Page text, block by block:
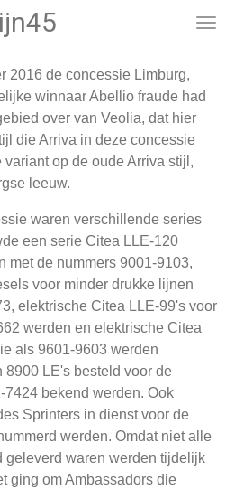
2016 de concessie Limburg,
winnaar Abellio fraude had
over van Veolia, dat hier
die Arriva in deze concessie
op de oude Arriva stijl,
leeuw.
waren verschillende series
een serie Citea LLE-120
met de nummers 9001-9103,
voor minder drukke lijnen
elektrische Citea LLE-99's voor
werden en elektrische Citea
als 9601-9603 werden
LE's besteld voor de
bekend werden. Ook
Sprinters in dienst voor de
werden. Omdat niet alle
geleverd waren werden tijdelijk
ging om Ambassadors die